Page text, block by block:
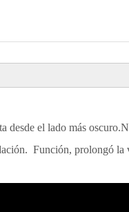
desde el lado más
Función, prolongó